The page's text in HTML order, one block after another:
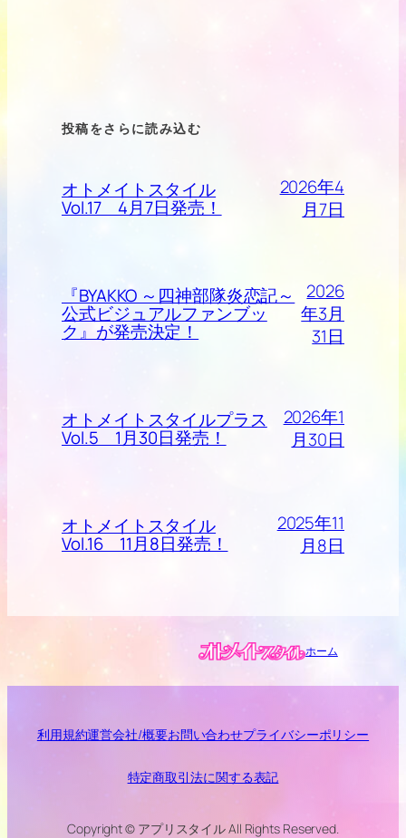
投稿をさらに読み込む
オトメイトスタイル
Vol.17 4月7日発売！
2026年4
月7日
『BYAKKO ～四神部隊炎恋記～
公式ビジュアルファンブッ
ク』が発売決定！
2026
年3月
31日
オトメイトスタイルプラス
Vol.5 1月30日発売！
2026年1
月30日
オトメイトスタイル
Vol.16 11月8日発売！
2025年11
月8日
ホーム
利用規約運営会社/概要お問い合わせプライバシーポリシー
特定商取引法に関する表記
Copyright © アプリスタイル All Rights Reserved.